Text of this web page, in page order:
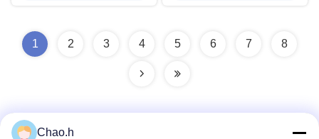
0,3%
1 2 3 4 5 6 7 8
Chao.h